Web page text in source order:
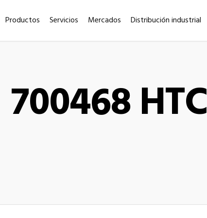
Productos Servicios Mercados Distribución industrial
700468 HTC